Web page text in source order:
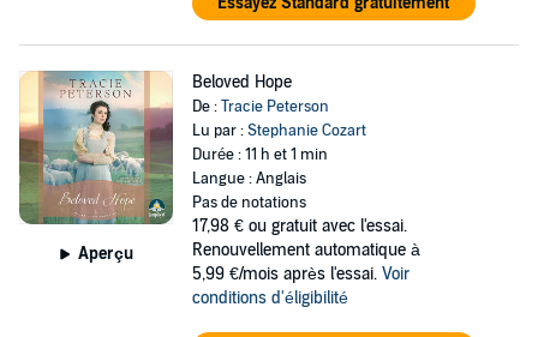
Aperçu
Beloved Hope
De :Tracie Peterson
Lu par :Stephanie Cozart
Durée : 11 h et 1 min
Langue : Anglais
Pas de notations
17,98 € ou gratuit avec l'essai.
Renouvellement automatique à
5,99 €/mois après l'essai. Voir
conditions d'éligibilité